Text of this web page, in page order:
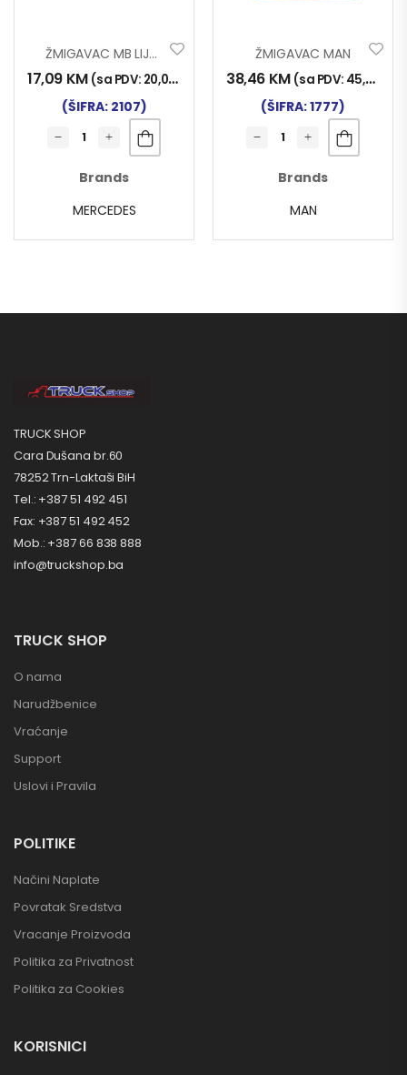
ŽMIGAVAC MB LIJEVI
17,09 KM (sa PDV: 20,00
(ŠIFRA: 2107)
Brands
MERCEDES
ŽMIGAVAC MAN
38,46 KM (sa PDV: 45,00
(ŠIFRA: 1777)
Brands
MAN
TRUCK SHOP
Cara Dušana br.60
78252 Trn-Laktaši BiH
Tel.: +387 51 492 451
Fax: +387 51 492 452
Mob.: +387 66 838 888
info@truckshop.ba
TRUCK SHOP
O nama
Narudžbenice
Vraćanje
Support
Uslovi i Pravila
POLITIKE
Načini Naplate
Povratak Sredstva
Vracanje Proizvoda
Politika za Privatnost
Politika za Cookies
KORISNICI